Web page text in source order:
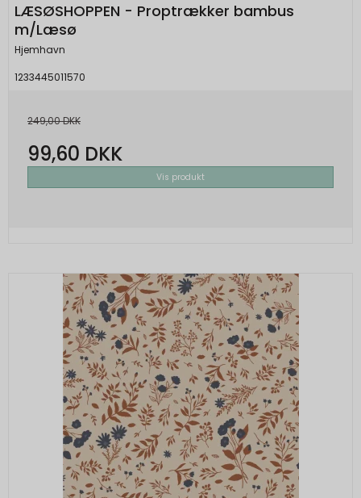
LÆSØSHOPPEN - Proptrækker bambus
m/Læsø
Hjemhavn
1233445011570
249,00 DKK
99,60 DKK
Vis produkt